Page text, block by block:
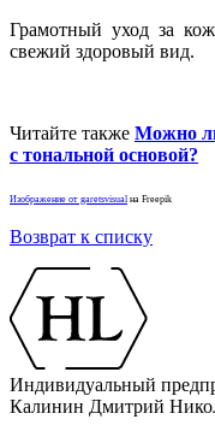
Грамотный уход за
свежий здоровый вид.
Читайте также Можно
с тональной основой?
Изображение от garetsvisual на Freepik
Возврат к списку
Индивидуальный
Калинин Дмитрий